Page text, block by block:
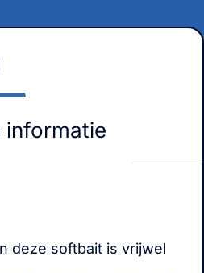
informatie
deze softbait is vrijwel